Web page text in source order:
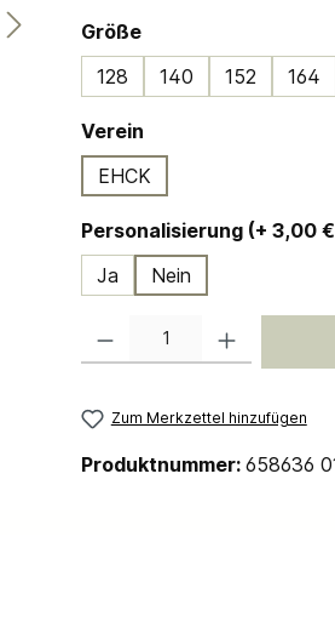
Größeauswählen
128
140 152 164
Vereinauswählen
EHCK
Personalisierung (+
Ja
Nein
Zum Merkzettel hinzufügen
Produktnummer: 658636